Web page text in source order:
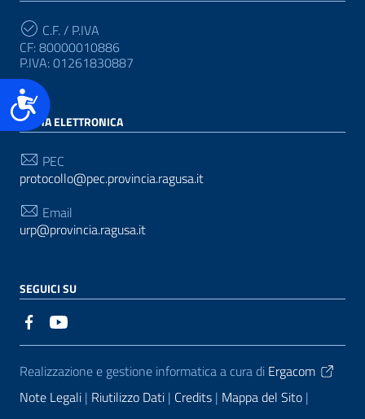
Accessibilità
C.F. / P.IVA
CF: 80000010886
P.IVA: 01261830887
POSTA ELETTRONICA
PEC
protocollo@pec.provincia.ragusa.it
Email
urp@provincia.ragusa.it
SEGUICI SU
Sezione Link Utili
Realizzazione e gestione informatica a cura di Ergacom
Note Legali Riutilizzo Dati Credits Mappa del Sito